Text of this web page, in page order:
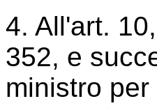
4. All'art.
352, e
ministro